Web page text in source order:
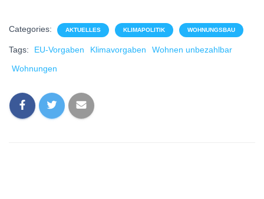
Categories: AKTUELLES KLIMAPOLITIK WOHNUNGSBAU
Tags: EU-Vorgaben Klimavorgaben
Wohnen unbezahlbar
Wohnungen